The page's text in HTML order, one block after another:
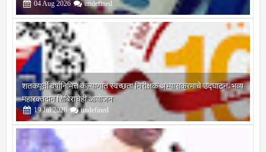
शतकपूर्ती वर्षानिमित्त कल्याणात स्वच्छता निरीक्षक अभ्यासक्रमाचे उद्घाटन; भव्य
महारक्तदान शिबिराचेही आयोजन
19 Jul 2026 undefined